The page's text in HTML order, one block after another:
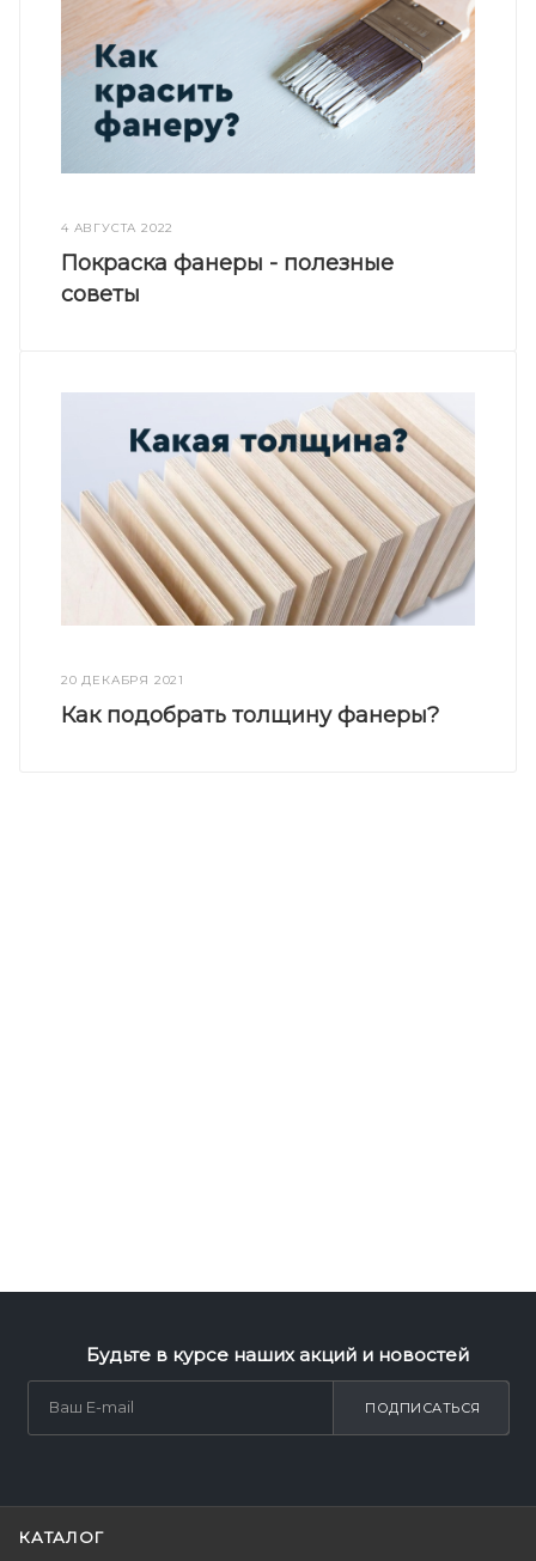
4 АВГУСТА 2022
Покраска фанеры - полезные
советы
20 ДЕКАБРЯ 2021
Как подобрать толщину фанеры?
Будьте в курсе наших акций и новостей
ПОДПИСАТЬСЯ
КАТАЛОГ